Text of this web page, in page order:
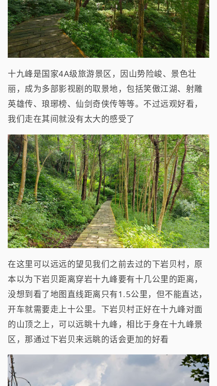
十九峰是国家4A级旅游景区，因山势险峻、景色壮
丽，成为多部影视剧的取景地，包括笑傲江湖、射雕
英雄传、琅琊榜、仙剑奇侠传等等。不过远观好看，
我们走在其间就没有太大的感受了
在这里可以远远的望见我们之前去过的下岩贝村，原
本以为下岩贝距离穿岩十九峰要有十几公里的距离，
没想到看了地图直线距离只有1.5公里，但不能直达，
开车就需要走上十公里。下岩贝村正好在十九峰对面
的山顶之上，可以远眺十九峰，相比于身在十九峰景
区，那通过下岩贝来远眺的话会更加的好看